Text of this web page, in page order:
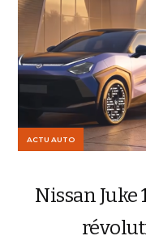
ACTU AUTO
Nissan Juke